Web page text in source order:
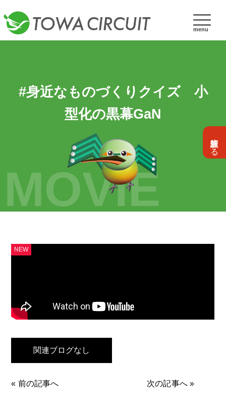
menu
設計依頼する
#身近なものづくりクイズ 小
型化の黒幕GaN
MOVIE
NEW
関連ブログなし
« 前の記事へ 次の記事へ»